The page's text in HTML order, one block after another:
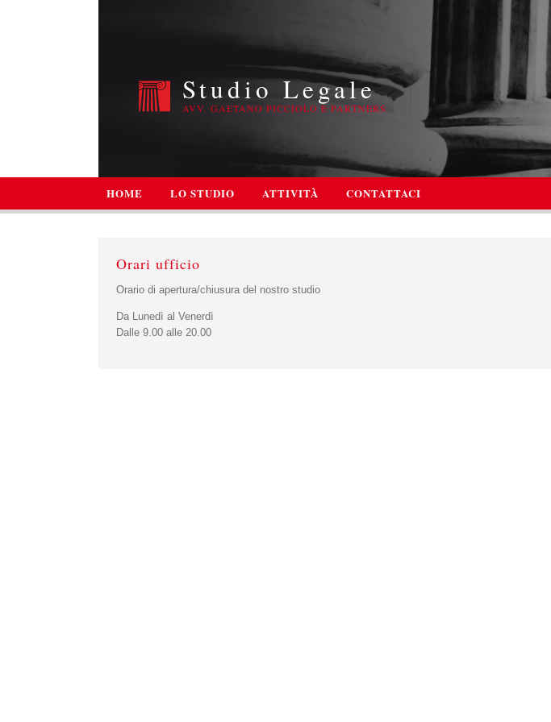
Studio Legale
AVV. GAETANO PICCIOLO E PARTNERS
HOME LO STUDIO ATTIVITÀ CONTATTACI
Orari ufficio
Orario di apertura/chiusura del nostro studio
Da Lunedì al Venerdì
Dalle 9.00 alle 20.00